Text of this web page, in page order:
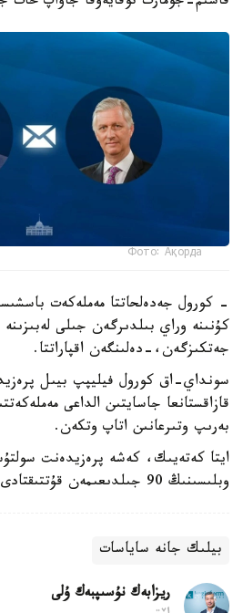
Фото: Ақорда
- كورول جەدەلحاتتا مەملەكەت
كۇنىنە وراي بىلدىرگەن جىلى
جەتكىزگەن،-دەلىنگەن اقپاراتتا.
سونداي-اق كورول فيليپپ بيىل
قازاقستانعا جاسايتىن الداعى
بەرىپ وتىرعانىن اتاپ وتكەن.
ايتا كەتەيىك، كەشە پرەزيدەنت
وبلىسىنىڭ 90 جىلدىعىمەن قۇتتىقتادى.
بيلىك جانە ساياسات
ريزابەك نۇسىپبەك ۇلى